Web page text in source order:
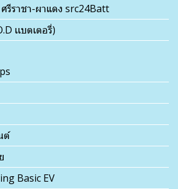
รีราชา-ผาแดง src24Batt
เเบตเตอรี่)
ต์
Basic EV